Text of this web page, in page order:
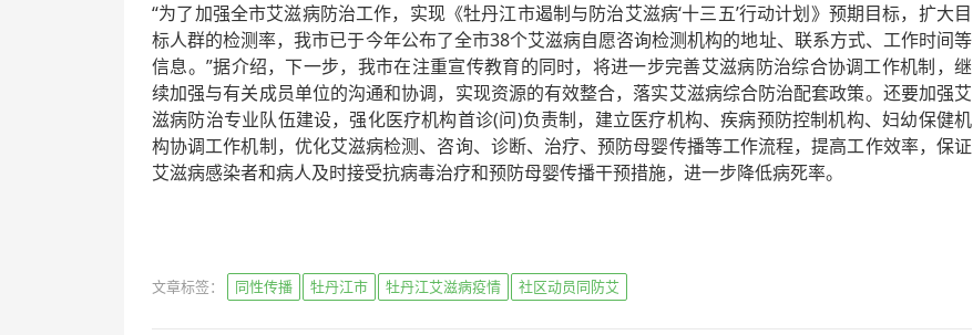
“为了加强全市艾滋病防治工作，实现《牡丹江市遏制与防治艾滋病‘十三五’行动计划》预期目标，扩大目
标人群的检测率，我市已于今年公布了全市38个艾滋病自愿咨询检测机构的地址、联系方式、工作时间等
信息。”据介绍，下一步，我市在注重宣传教育的同时，将进一步完善艾滋病防治综合协调工作机制，继
续加强与有关成员单位的沟通和协调，实现资源的有效整合，落实艾滋病综合防治配套政策。还要加强艾
滋病防治专业队伍建设，强化医疗机构首诊(问)负责制，建立医疗机构、疾病预防控制机构、妇幼保健机
构协调工作机制，优化艾滋病检测、咨询、诊断、治疗、预防母婴传播等工作流程，提高工作效率，保证
艾滋病感染者和病人及时接受抗病毒治疗和预防母婴传播干预措施，进一步降低病死率。
文章标签： 同性传播 牡丹江市 牡丹江艾滋病疫情 社区动员同防艾